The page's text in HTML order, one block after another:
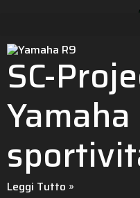
SC-
Leggi Tutto »